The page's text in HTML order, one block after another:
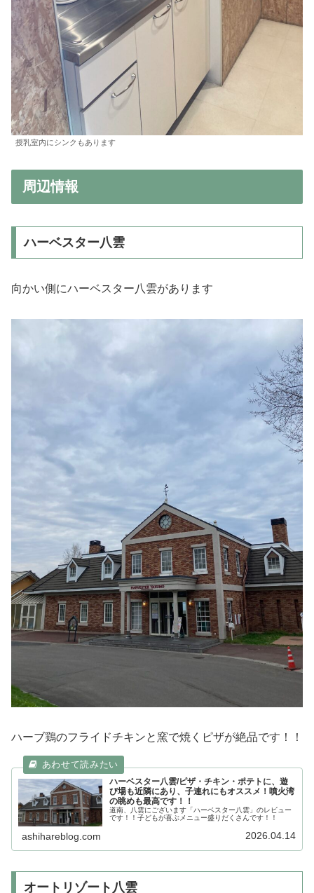
授乳室内にシンクもあります
周辺情報
ハーベスター八雲
向かい側にハーベスター八雲があります
ハーブ鶏のフライドチキンと窯で焼くピザが絶品です！！
ハーベスター八雲/ピザ・チキン・ポテトに、遊
び場も近隣にあり、子連れにもオススメ！噴火湾
の眺めも最高です！！
道南、八雲にございます「ハーベスター八雲」のレビュー
です！！子どもが喜ぶメニュー盛りだくさんです！！
ashihareblog.com 2026.04.14
オートリゾート八雲